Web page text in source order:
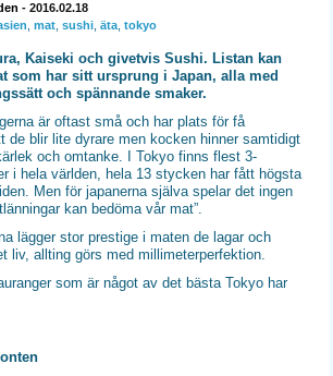
- 2016.02.18
,mat ,sushi ,äta ,tokyo
Kaiseki och givetvis Sushi. Listan kan
som har sitt ursprung i Japan, alla med
och spännande smaker.
är oftast små och har plats för få
de blir lite dyrare men kocken hinner samtidigt
och omtanke. I Tokyo finns flest 3-
i hela världen, hela 13 stycken har fått högsta
Men för japanerna själva spelar det ingen
kan bedöma vår mat”.
lägger stor prestige i maten de lagar och
liv, allting görs med millimeterperfektion.
som är något av det bästa Tokyo har